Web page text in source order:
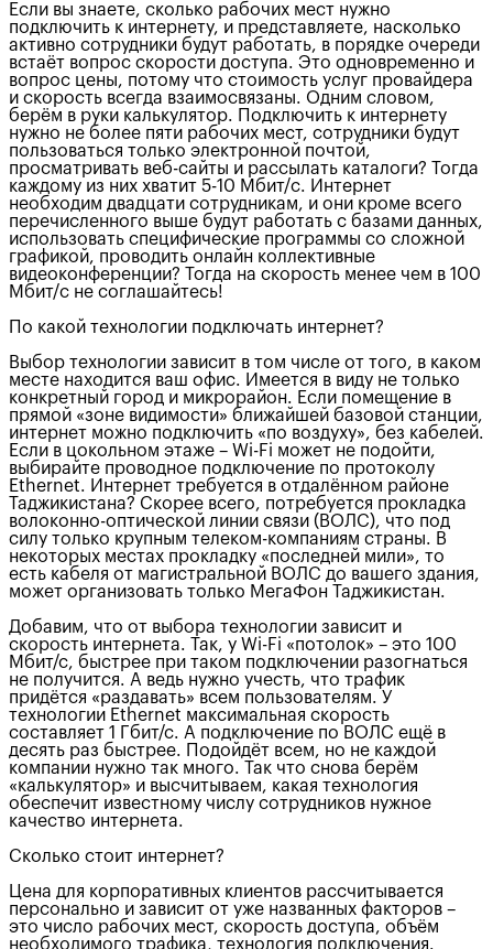
Если вы знаете, сколько рабочих мест нужно
подключить к интернету, и представляете, насколько
активно сотрудники будут работать, в порядке очереди
встаёт вопрос скорости доступа. Это одновременно и
вопрос цены, потому что стоимость услуг провайдера
и скорость всегда взаимосвязаны. Одним словом,
берём в руки калькулятор. Подключить к интернету
нужно не более пяти рабочих мест, сотрудники будут
пользоваться только электронной почтой,
просматривать веб-сайты и рассылать каталоги? Тогда
каждому из них хватит 5-10 Мбит/c. Интернет
необходим двадцати сотрудникам, и они кроме всего
перечисленного выше будут работать с базами данных,
использовать специфические программы со сложной
графикой, проводить онлайн коллективные
видеоконференции? Тогда на скорость менее чем в 100
Мбит/c не соглашайтесь!
По какой технологии подключать интернет?
Выбор технологии зависит в том числе от того, в каком
месте находится ваш офис. Имеется в виду не только
конкретный город и микрорайон. Если помещение в
прямой «зоне видимости» ближайшей базовой станции,
интернет можно подключить «по воздуху», без кабелей.
Если в цокольном этаже – Wi-Fi может не подойти,
выбирайте проводное подключение по протоколу
Ethernet. Интернет требуется в отдалённом районе
Таджикистана? Скорее всего, потребуется прокладка
волоконно-оптической линии связи (ВОЛС), что под
силу только крупным телеком-компаниям страны. В
некоторых местах прокладку «последней мили», то
есть кабеля от магистральной ВОЛС до вашего здания,
может организовать только МегаФон Таджикистан.
Добавим, что от выбора технологии зависит и
скорость интернета. Так, у Wi-Fi «потолок» – это 100
Мбит/с, быстрее при таком подключении разогнаться
не получится. А ведь нужно учесть, что трафик
придётся «раздавать» всем пользователям. У
технологии Ethernet максимальная скорость
составляет 1 Гбит/с. А подключение по ВОЛС ещё в
десять раз быстрее. Подойдёт всем, но не каждой
компании нужно так много. Так что снова берём
«калькулятор» и высчитываем, какая технология
обеспечит известному числу сотрудников нужное
качество интернета.
Сколько стоит интернет?
Цена для корпоративных клиентов рассчитывается
персонально и зависит от уже названных факторов –
это число рабочих мест, скорость доступа, объём
необходимого трафика, технология подключения.